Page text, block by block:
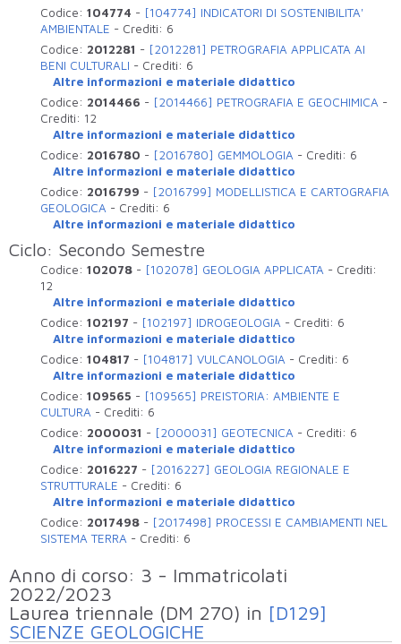
Codice:104774 - [104774] INDICATORI DI SOSTENIBILITA'
AMBIENTALE - Crediti: 6
Codice: 2012281 - [2012281] PETROGRAFIA APPLICATA AI
BENI CULTURALI - Crediti: 6
Altre informazioni e materiale didattico
Codice: 2014466 - [2014466] PETROGRAFIA E GEOCHIMICA -
Crediti: 12
Altre informazioni e materiale didattico
Codice: 2016780 - [2016780] GEMMOLOGIA - Crediti: 6
Altre informazioni e materiale didattico
Codice: 2016799 - [2016799] MODELLISTICA E CARTOGRAFIA
GEOLOGICA - Crediti: 6
Altre informazioni e materiale didattico
Ciclo: Secondo Semestre
Codice:102078 - [102078] GEOLOGIA APPLICATA - Crediti:
12
Altre informazioni e materiale didattico
Codice:102197 - [102197] IDROGEOLOGIA - Crediti: 6
Altre informazioni e materiale didattico
Codice:104817 - [104817] VULCANOLOGIA - Crediti: 6
Altre informazioni e materiale didattico
Codice:109565 - [109565] PREISTORIA: AMBIENTE E
CULTURA - Crediti: 6
Codice: 2000031 - [2000031] GEOTECNICA - Crediti: 6
Altre informazioni e materiale didattico
Codice: 2016227 - [2016227] GEOLOGIA REGIONALE E
STRUTTURALE - Crediti: 6
Altre informazioni e materiale didattico
Codice: 2017498 - [2017498] PROCESSI E CAMBIAMENTI NEL
SISTEMA TERRA - Crediti: 6
Anno di corso: 3 - Immatricolati
2022/2023
Laurea triennale (DM 270) in [D129]
SCIENZE GEOLOGICHE